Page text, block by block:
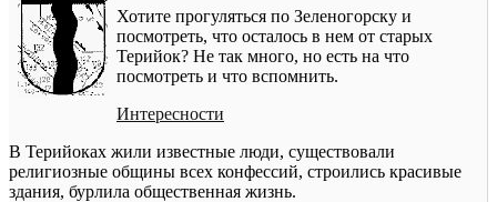
Хотите прогуляться по Зеленогорску и
посмотреть, что осталось в нем от старых
Терийок? Не так много, но есть на что
посмотреть и что вспомнить.
Интересности
В Терийоках жили известные люди, существовали
религиозные общины всех конфессий, строились красивые
здания, бурлила общественная жизнь.